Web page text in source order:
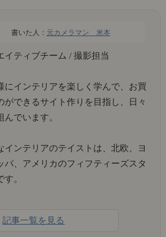
元カメラマン 米本
イティブチーム / 撮影担当
にインテリアを楽しく学んで、お買
ができるサイト作りを目指し、日々
んでいます。
インテリアのテイストは、北欧、ヨ
パ、アメリカのフィフティーズスタ
す。
記事一覧を見る